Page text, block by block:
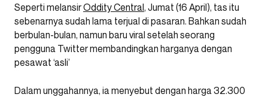
Seperti melansirOddity Central, Jumat (16 April), tas itu
sebenarnya sudah lama terjual di pasaran. Bahkan sudah
berbulan-bulan, namun baru viral setelah seorang
pengguna Twitter membandingkan harganya dengan
pesawat ‘asli’
Dalam unggahannya, ia menyebut dengan harga 32.300